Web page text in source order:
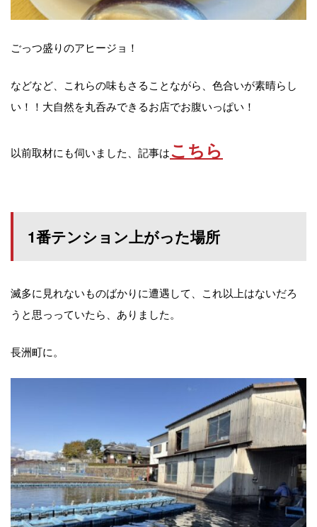
ごっつ盛りのアヒージョ！
などなど、これらの味もさることながら、色合いが素晴らし
い！！大自然を丸呑みできるお店でお腹いっぱい！
以前取材にも伺いました、記事はこちら
1番テンション上がった場所
滅多に見れないものばかりに遭遇して、これ以上はないだろ
うと思っっていたら、ありました。
長洲町に。